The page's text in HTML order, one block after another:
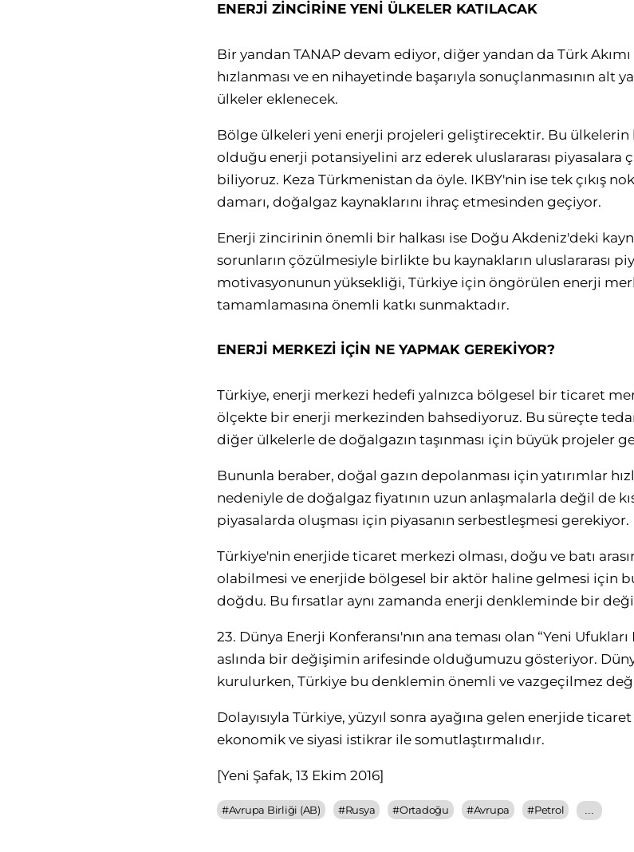
ENERJİ ZİNCİRİNE YENİ ÜLKELER KATILACAK
Bir yandan TANAP devam ediyor, diğer yandan da Türk
hızlanması ve en nihayetinde başarıyla sonuçlanmasının alt
ülkeler eklenecek.
Bölge ülkeleri yeni enerji projeleri geliştirecektir. Bu ülkelerin
olduğu enerji potansiyelini arz ederek uluslararası piyasalara
biliyoruz. Keza Türkmenistan da öyle. IKBY'nin ise tek çıkış
damarı, doğalgaz kaynaklarını ihraç etmesinden geçiyor.
Enerji zincirinin önemli bir halkası ise Doğu Akdeniz'deki
sorunların çözülmesiyle birlikte bu kaynakların uluslararası
motivasyonunun yüksekliği, Türkiye için öngörülen enerji
tamamlamasına önemli katkı sunmaktadır.
ENERJİ MERKEZİ İÇİN NE YAPMAK GEREKİYOR?
Türkiye, enerji merkezi hedefi yalnızca bölgesel bir ticaret
ölçekte bir enerji merkezinden bahsediyoruz. Bu süreçte
diğer ülkelerle de doğalgazın taşınması için büyük projeler
Bununla beraber, doğal gazın depolanması için yatırımlar
nedeniyle de doğalgaz fiyatının uzun anlaşmalarla değil de
piyasalarda oluşması için piyasanın serbestleşmesi gerekiyor.
Türkiye'nin enerjide ticaret merkezi olması, doğu ve batı
olabilmesi ve enerjide bölgesel bir aktör haline gelmesi için
doğdu. Bu fırsatlar aynı zamanda enerji denkleminde bir
23. Dünya Enerji Konferansı'nın ana teması olan “Yeni
aslında bir değişimin arifesinde olduğumuzu gösteriyor.
kurulurken, Türkiye bu denklemin önemli ve vazgeçilmez
Dolayısıyla Türkiye, yüzyıl sonra ayağına gelen enerjide
ekonomik ve siyasi istikrar ile somutlaştırmalıdır.
[Yeni Şafak, 13 Ekim 2016]
#Avrupa Birliği (AB) #Rusya #Ortadoğu #Avrupa #Petrol